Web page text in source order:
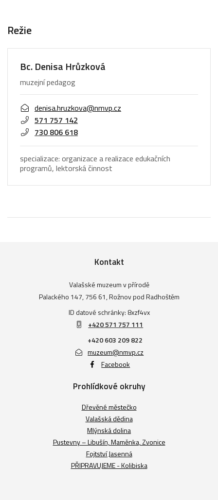
Režie
Bc. Denisa Hrůzková
muzejní pedagog
denisa.hruzkova@nmvp.cz
571 757 142
730 806 618
specializace: organizace a realizace edukačních
programů, lektorská činnost
Kontakt
Valašské muzeum v přírodě
Palackého 147, 756 61, Rožnov pod Radhoštěm
ID datové schránky: 8xzf4vx
+420 571 757 111
+420 603 209 822
muzeum@nmvp.cz
Facebook
Prohlídkové okruhy
Dřevěné městečko
Valašská dědina
Mlýnská dolina
Pustevny – Libušín, Maměnka, Zvonice
Fojtství Jasenná
PŘIPRAVUJEME - Kolibiska